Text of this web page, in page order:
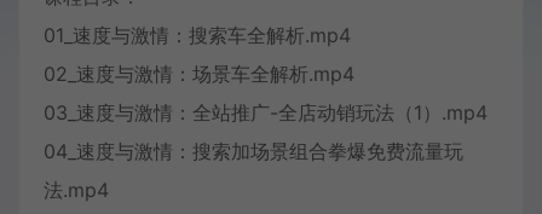
01_速度与激情：搜索车全解析.mp4
02_速度与激情：场景车全解析.mp4
03_速度与激情：全站推广-全店动销玩法（1）.mp4
04_速度与激情：搜索加场景组合拳爆免费流量玩
法.mp4